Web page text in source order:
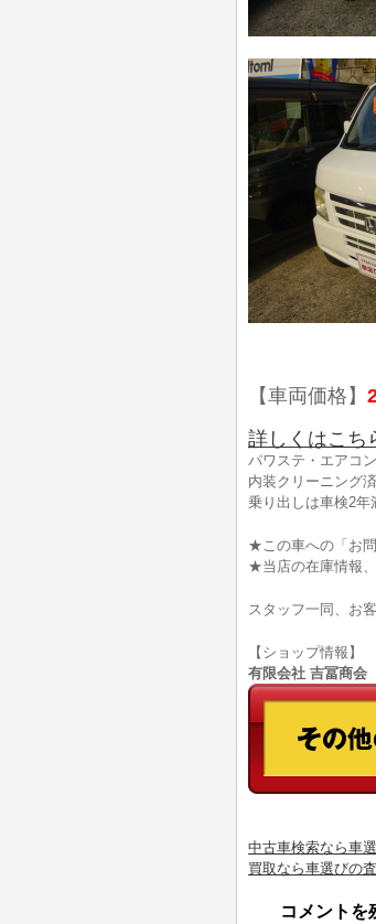
【車両価格】
詳しくはこち
パワステ・エアコ
内装クリーニング
乗り出しは車検2年
★この車への「お
★当店の在庫情報
スタッフ一同、お
【ショップ情報】
有限会社 吉冨商
中古車検索なら車
買取なら車選びの
コメントを